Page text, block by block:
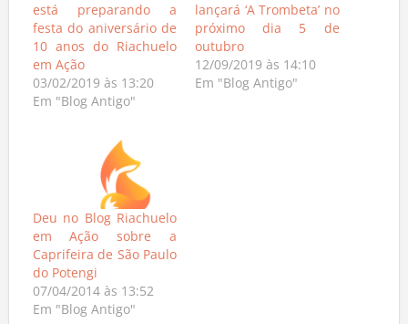
está preparando a
festa do aniversário de
10 anos do Riachuelo
em Ação
03/02/2019 às 13:20
Em "Blog Antigo"
lançará ‘A Trombeta’ no
próximo dia 5 de
outubro
12/09/2019 às 14:10
Em "Blog Antigo"
Deu no Blog Riachuelo
em Ação sobre a
Caprifeira de São Paulo
do Potengi
07/04/2014 às 13:52
Em "Blog Antigo"